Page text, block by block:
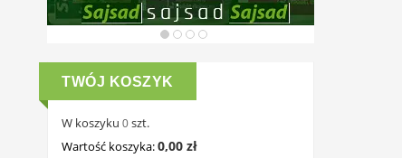
TWÓJ KOSZYK
W koszyku 0 szt.
Wartość koszyka:0,00 zł